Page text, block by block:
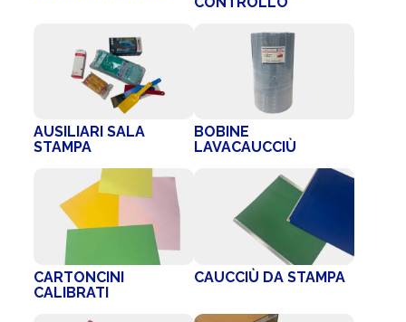
AUSILIARI SALA
STAMPA
BOBINE
LAVACAUCCIÙ
CARTONCINI
CALIBRATI
CAUCCIÙ DA STAMPA